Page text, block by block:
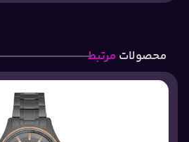
محصولات مرتبط